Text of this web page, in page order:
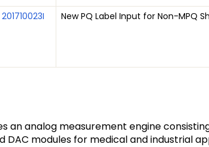
201710023I New PQ Label Input for Non-MPQ
an analog measurement engine
DAC modules for medical and industrial